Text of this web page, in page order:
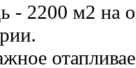
- 2200 м2 на